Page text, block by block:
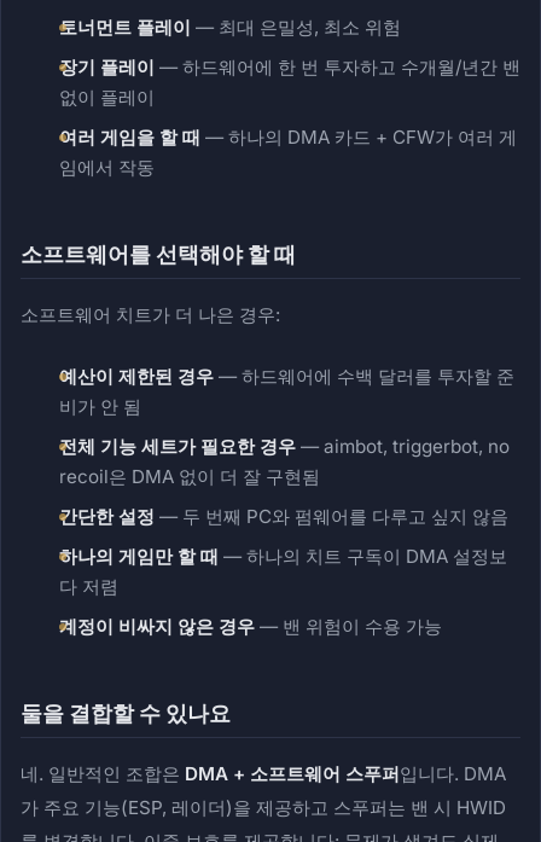
토너먼트 플레이 — 최대 은밀성, 최소 위험
장기 플레이 — 하드웨어에 한 번 투자하고 수개월/년간 밴
없이 플레이
여러 게임을 할 때 — 하나의 DMA 카드 + CFW가 여러 게
임에서 작동
소프트웨어를 선택해야 할 때
소프트웨어 치트가 더 나은 경우:
예산이 제한된 경우 — 하드웨어에 수백 달러를 투자할 준
비가 안 됨
전체 기능 세트가 필요한 경우 — aimbot, triggerbot, no
recoil은 DMA 없이 더 잘 구현됨
간단한 설정 — 두 번째 PC와 펌웨어를 다루고 싶지 않음
하나의 게임만 할 때 — 하나의 치트 구독이 DMA 설정보
다 저렴
계정이 비싸지 않은 경우 — 밴 위험이 수용 가능
둘을 결합할 수 있나요
네. 일반적인 조합은 DMA + 소프트웨어 스푸퍼입니다. DMA
가 주요 기능(ESP, 레이더)을 제공하고 스푸퍼는 밴 시 HWID